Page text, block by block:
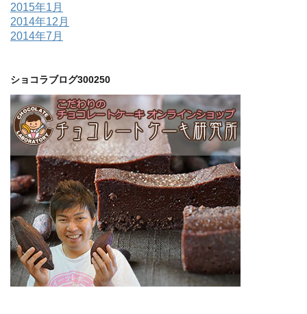
2015年1月
2014年12月
2014年7月
ショコラブログ300250